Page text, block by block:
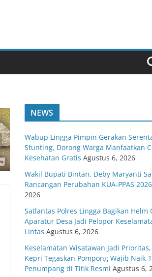
NEWS
Wabup Lingga Pimpin Gerakan
Stunting, Dorong Warga Manfaatkan
Kesehatan Gratis Agustus 6, 2026
Wakil Bupati Bintan, Deby Maryanti
Rancangan Perubahan KUA-PPAS 2026
2026
Satlantas Polres Lingga Bagikan Helm
Aparatur Desa Jadi Pelopor
Lintas Agustus 6, 2026
Keselamatan Wisatawan Jadi
Kepri Tegaskan Pompong Wajib Naik-
Penumpang di Titik Resmi Agustus 6,